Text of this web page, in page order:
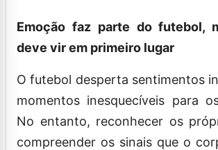
Emoção faz parte do futebol,
deve vir em primeiro lugar
O futebol desperta sentimentos
momentos inesquecíveis para
No entanto, reconhecer os
compreender os sinais que o